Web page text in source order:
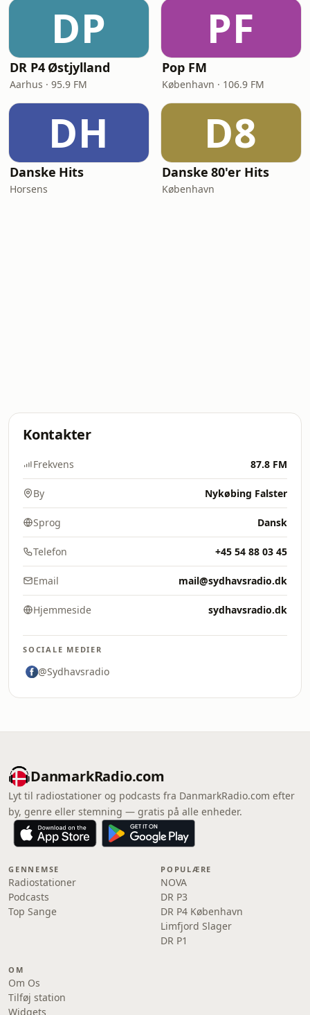
DP
DR P4 Østjylland
Aarhus · 95.9 FM
PF
Pop FM
København · 106.9 FM
DH
Danske Hits
Horsens
D8
Danske 80'er Hits
København
Kontakter
Frekvens 87.8 FM
By Nykøbing Falster
Sprog Dansk
Telefon +45 54 88 03 45
Email mail@sydhavsradio.dk
Hjemmeside sydhavsradio.dk
SOCIALE MEDIER
@Sydhavsradio
DanmarkRadio.com
Lyt til radiostationer og podcasts fra DanmarkRadio.com efter
by, genre eller stemning — gratis på alle enheder.
GENNEMSE
Radiostationer
Podcasts
Top Sange
POPULÆRE
NOVA
DR P3
DR P4 København
Limfjord Slager
DR P1
OM
Om Os
Tilføj station
Widgets